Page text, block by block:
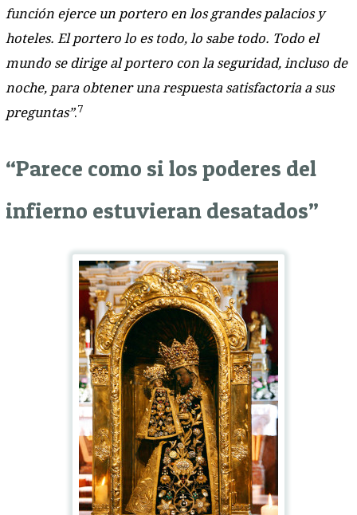
función ejerce un portero en los grandes palacios y
hoteles. El portero lo es todo, lo sabe todo. Todo el
mundo se dirige al portero con la seguridad, incluso de
noche, para obtener una respuesta satisfactoria a sus
preguntas”.7
“Parece como si los poderes del
infierno estuvieran desatados”